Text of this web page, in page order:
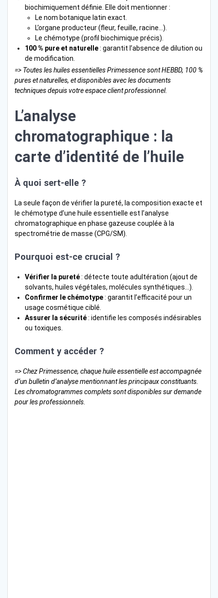
biochimiquement définie. Elle doit mentionner :
Le nom botanique latin exact.
L’organe producteur (fleur, feuille, racine…).
Le chémotype (profil biochimique précis).
100 % pure et naturelle: garantit l’absence de dilution ou
de modification.
=> Toutes les huiles essentielles Primessence sont HEBBD, 100 %
pures et naturelles, et disponibles avec les documents
techniques depuis votre espace client professionnel.
L’analyse
chromatographique : la
carte d’identité de l’huile
À quoi sert-elle ?
La seule façon de vérifier la pureté, la composition exacte et
le chémotype d’une huile essentielle est l’analyse
chromatographique en phase gazeuse couplée à la
spectrométrie de masse (CPG/SM).
Pourquoi est-ce crucial ?
Vérifier la pureté: détecte toute adultération (ajout de
solvants, huiles végétales, molécules synthétiques…).
Confirmer le chémotype: garantit l’efficacité pour un
usage cosmétique ciblé.
Assurer la sécurité: identifie les composés indésirables
ou toxiques.
Comment y accéder ?
=> Chez Primessence, chaque huile essentielle est accompagnée
d’un bulletin d’analyse mentionnant les principaux constituants.
Les chromatogrammes complets sont disponibles sur demande
pour les professionnels.